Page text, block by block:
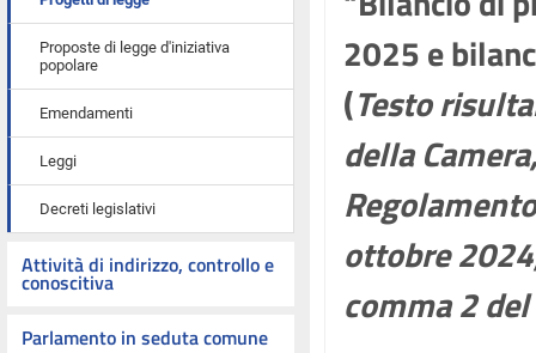
Proposte di legge d'iniziativa
popolare
Emendamenti
Leggi
Decreti legislativi
Attività di indirizzo, controllo e
conoscitiva
Parlamento in seduta comune
2025 e
(Testo
della
ottobre
comma 2